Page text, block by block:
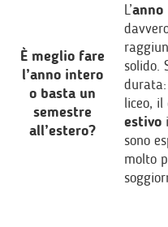
È meglio fare
l’anno intero
o basta un
semestre
all’estero?
L’
solido.
liceo, il
estivo
sono
molto